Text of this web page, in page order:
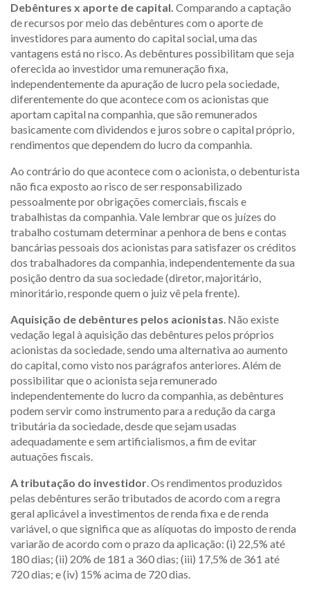
Debêntures x aporte de capital. Comparando a captação
de recursos por meio das debêntures com o aporte de
investidores para aumento do capital social, uma das
vantagens está no risco. As debêntures possibilitam que seja
oferecida ao investidor uma remuneração fixa,
independentemente da apuração de lucro pela sociedade,
diferentemente do que acontece com os acionistas que
aportam capital na companhia, que são remunerados
basicamente com dividendos e juros sobre o capital próprio,
rendimentos que dependem do lucro da companhia.
Ao contrário do que acontece com o acionista, o debenturista
não fica exposto ao risco de ser responsabilizado
pessoalmente por obrigações comerciais, fiscais e
trabalhistas da companhia. Vale lembrar que os juízes do
trabalho costumam determinar a penhora de bens e contas
bancárias pessoais dos acionistas para satisfazer os créditos
dos trabalhadores da companhia, independentemente da sua
posição dentro da sua sociedade (diretor, majoritário,
minoritário, responde quem o juiz vê pela frente).
Aquisição de debêntures pelos acionistas. Não existe
vedação legal à aquisição das debêntures pelos próprios
acionistas da sociedade, sendo uma alternativa ao aumento
do capital, como visto nos parágrafos anteriores. Além de
possibilitar que o acionista seja remunerado
independentemente do lucro da companhia, as debêntures
podem servir como instrumento para a redução da carga
tributária da sociedade, desde que sejam usadas
adequadamente e sem artificialismos, a fim de evitar
autuações fiscais.
A tributação do investidor. Os rendimentos produzidos
pelas debêntures serão tributados de acordo com a regra
geral aplicável a investimentos de renda fixa e de renda
variável, o que significa que as alíquotas do imposto de renda
variarão de acordo com o prazo da aplicação: (i) 22,5% até
180 dias; (ii) 20% de 181 a 360 dias; (iii) 17,5% de 361 até
720 dias; e (iv) 15% acima de 720 dias.